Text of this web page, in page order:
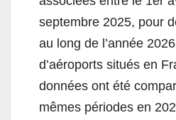
septembre 2025, pour
au long de l’année
d’aéroports situés en
données ont été
mêmes périodes en